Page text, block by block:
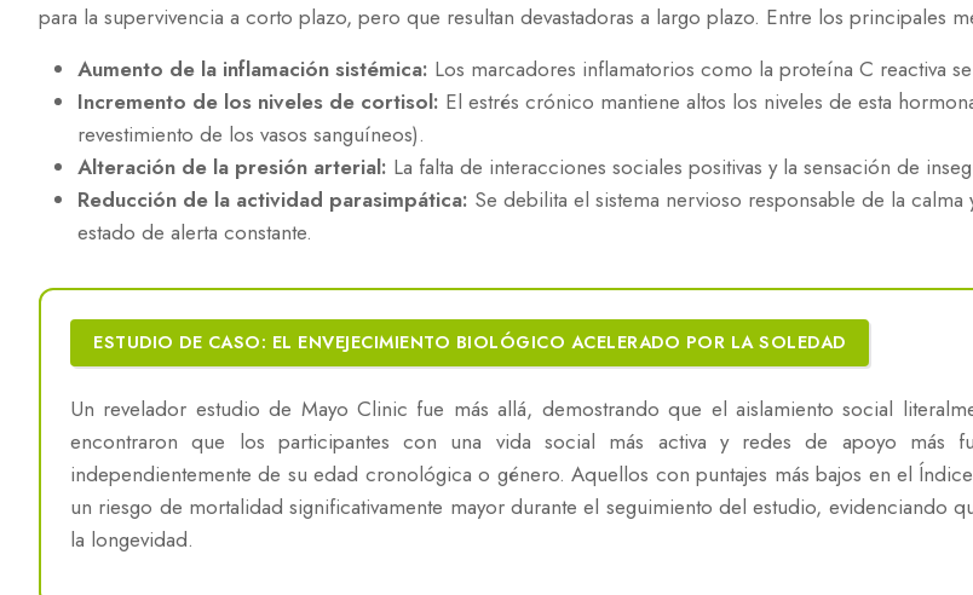
para la supervivencia a corto plazo, pero que resultan devastadoras a largo plazo. Entre los principales
Aumento de la inflamación sistémica: Los marcadores inflamatorios como la proteína C reactiva
Incremento de los niveles de cortisol: El estrés crónico mantiene altos los niveles de esta
revestimiento de los vasos sanguíneos).
Alteración de la presión arterial: La falta de interacciones sociales positivas y la sensación de
Reducción de la actividad parasimpática: Se debilita el sistema nervioso responsable de la
estado de alerta constante.
ESTUDIO DE CASO: EL ENVEJECIMIENTO BIOLÓGICO ACELERADO POR LA SOLEDAD
Un revelador estudio de Mayo Clinic fue más allá, demostrando que el aislamiento social
encontraron que los participantes con una vida social más activa y redes de apoyo más
independientemente de su edad cronológica o género. Aquellos con puntajes más bajos en el
un riesgo de mortalidad significativamente mayor durante el seguimiento del estudio, evidenciando
la longevidad.